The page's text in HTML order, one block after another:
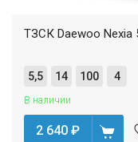
ТЗСК Daewoo Nexia
5,5 14 100 4
В наличии
2 640 ₽